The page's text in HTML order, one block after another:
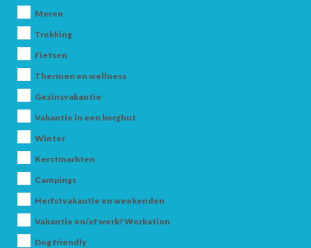
KINDEREN
Meren
Trekking
Fietsen
Thermen en wellness
Gezinsvakantie
Vakantie in een berghut
Winter
Kerstmarkten
Campings
Herfstvakantie en weekenden
Vakantie en/of werk? Workation
Dog friendly